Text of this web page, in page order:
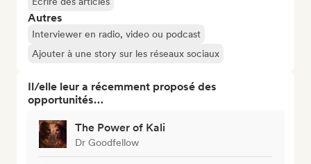
Autres
Interviewer en radio, video ou podcast
Ajouter à une story sur les réseaux sociaux
Il/elle leur a récemment proposé des
opportunités…
The Power of Kali
Dr Goodfellow